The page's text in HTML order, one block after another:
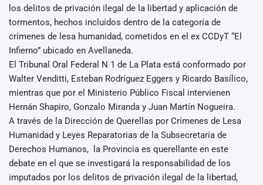
los delitos de privación ilegal de la libertad y aplicación de
tormentos, hechos incluidos dentro de la categoría de
crímenes de lesa humanidad, cometidos en el ex CCDyT “El
Infierno” ubicado en Avellaneda.
El Tribunal Oral Federal N 1 de La Plata está conformado por
Walter Venditti, Esteban Rodríguez Eggers y Ricardo Basílico,
mientras que por el Ministerio Público Fiscal intervienen
Hernán Shapiro, Gonzalo Miranda y Juan Martín Nogueira.
A través de la Dirección de Querellas por Crímenes de Lesa
Humanidad y Leyes Reparatorias de la Subsecretaría de
Derechos Humanos, la Provincia es querellante en este
debate en el que se investigará la responsabilidad de los
imputados por los delitos de privación ilegal de la libertad,